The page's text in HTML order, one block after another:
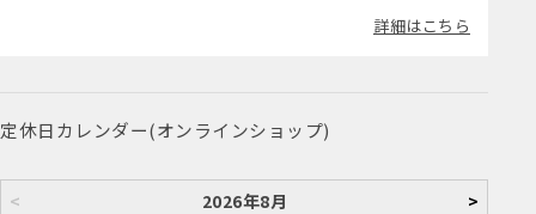
詳細はこちら
定休日カレンダー(オンラインショップ)
< 2026年8月 >